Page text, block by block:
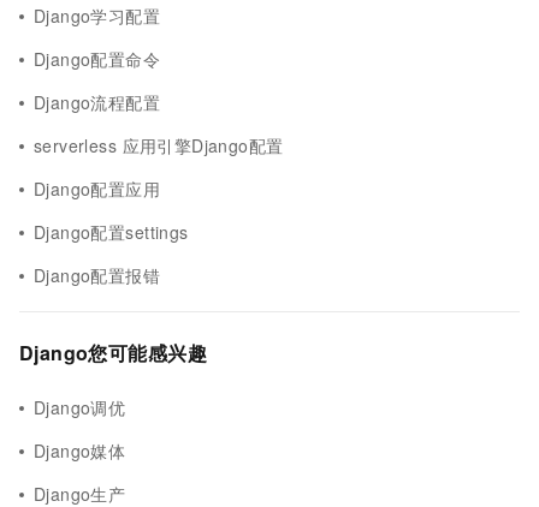
Django学习配置
Django配置命令
Django流程配置
serverless 应用引擎Django配置
Django配置应用
Django配置settings
Django配置报错
Django您可能感兴趣
Django调优
Django媒体
Django生产